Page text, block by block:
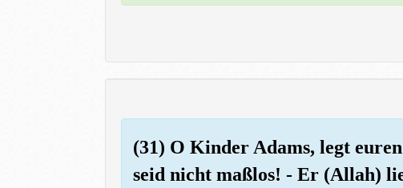
(31) O Kinder Adams, legt
seid nicht maßlos! - Er (Allah)